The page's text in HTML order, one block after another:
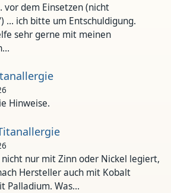
vor dem Einsetzen (nicht
... ich bitte um Entschuldigung.
sehr gerne mit meinen
Hinweise.
nur mit Zinn oder Nickel legiert,
Hersteller auch mit Kobalt
Palladium. Was…